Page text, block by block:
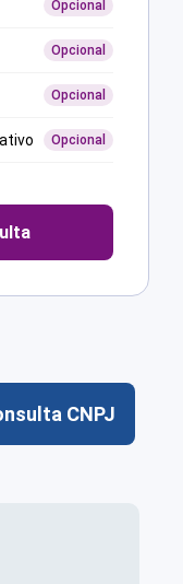
Opcional
Opcional
Opcional
Opcional
CNPJ